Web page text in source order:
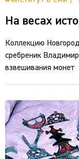
На весах
Коллекцию
сребреник
взвешивания монет